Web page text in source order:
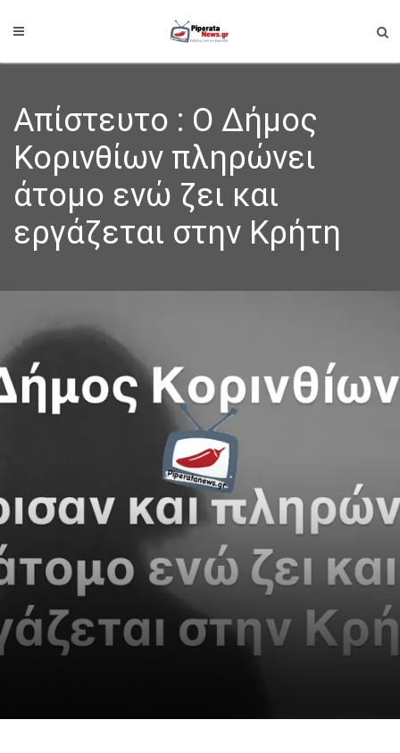
Απίστευτο : Ο Δήμος
Κορινθίων πληρώνει
άτομο ενώ ζει και
εργάζεται στην Κρήτη